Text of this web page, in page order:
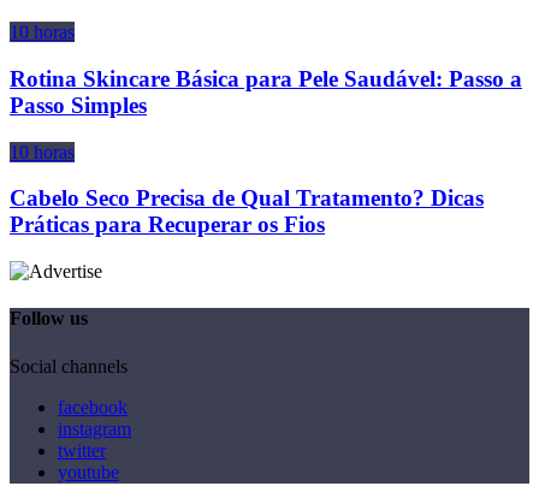
10 horas
Rotina Skincare Básica para Pele Saudável: Passo a
Passo Simples
10 horas
Cabelo Seco Precisa de Qual Tratamento? Dicas
Práticas para Recuperar os Fios
Follow us
Social channels
facebook
instagram
twitter
youtube